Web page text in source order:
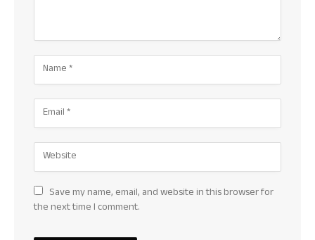
Save my name, email, and website in this browser for
the next time I comment.